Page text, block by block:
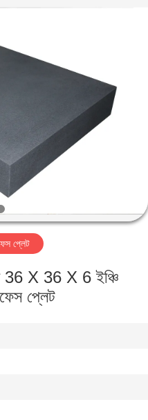
প্লেট
36 X 36 X 6 ইঞ্চি
প্লেট